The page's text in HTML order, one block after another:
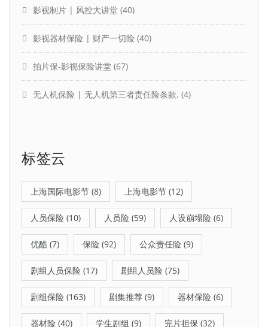
影视制片 | 风控大讲堂 (40)
影视器材保险 | 财产一切险 (40)
拍片保-影视保险讲堂 (67)
无人机保险 | 无人机第三者责任险条款. (4)
标签云
上海国际电影节 (8) 上海电影节 (12)
人员保险 (10) 人员险 (59) 人设崩塌险 (6)
优酷 (7) 保险 (92) 公众责任险 (9)
剧组人员保险 (17) 剧组人员险 (75)
剧组保险 (163) 剧集推荐 (9) 器材保险 (6)
器材险 (40) 学生剧组 (9) 完片担保 (32)